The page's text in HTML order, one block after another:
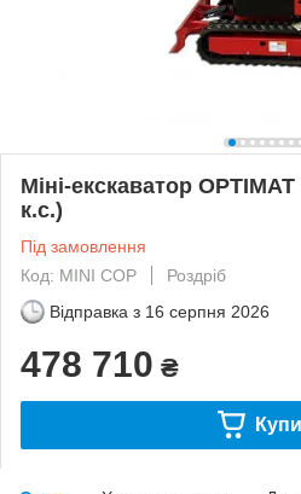
Міні-екскаватор
к.с.)
Під замовлення
Код: MINI COP
Роздріб
Відправка з 16 серпня 2026
478 710 ₴